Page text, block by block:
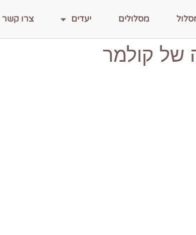
מסלולים יעדים צרו קשר
של קולמר